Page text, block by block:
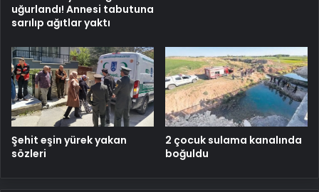
uğurlandı! Annesi tabutuna
sarılıp ağıtlar yaktı
Şehit eşin yürek yakan
sözleri
2 çocuk sulama kanalında
boğuldu